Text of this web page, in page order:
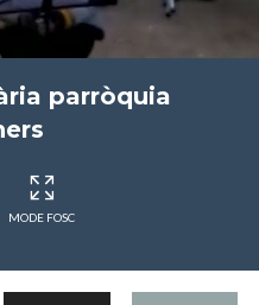
parròquia
MODE FOSC